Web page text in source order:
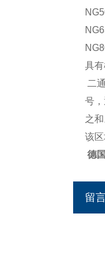
具
二
号
之
该
德
留